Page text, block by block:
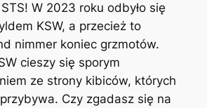
W 2023 roku odbyło się
KSW, a przecież to
nimmer koniec grzmotów.
cieszy się sporym
ze strony kibiców, których
Czy zgadasz się na